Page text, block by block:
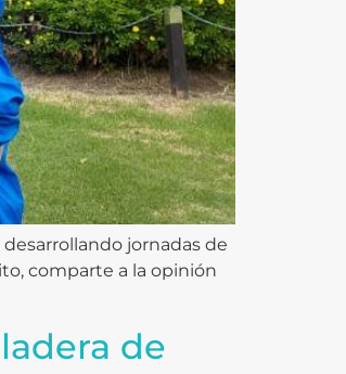
jornadas de
comparte a la opinión
de